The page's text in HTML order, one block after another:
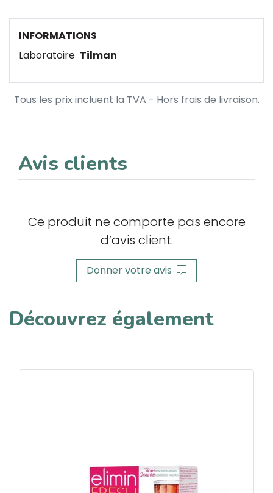
INFORMATIONS
Laboratoire Tilman
Tous les prix incluent la TVA - Hors frais de livraison.
Avis clients
Ce produit ne comporte pas encore
d’avis client.
Donner votre avis
Découvrez également